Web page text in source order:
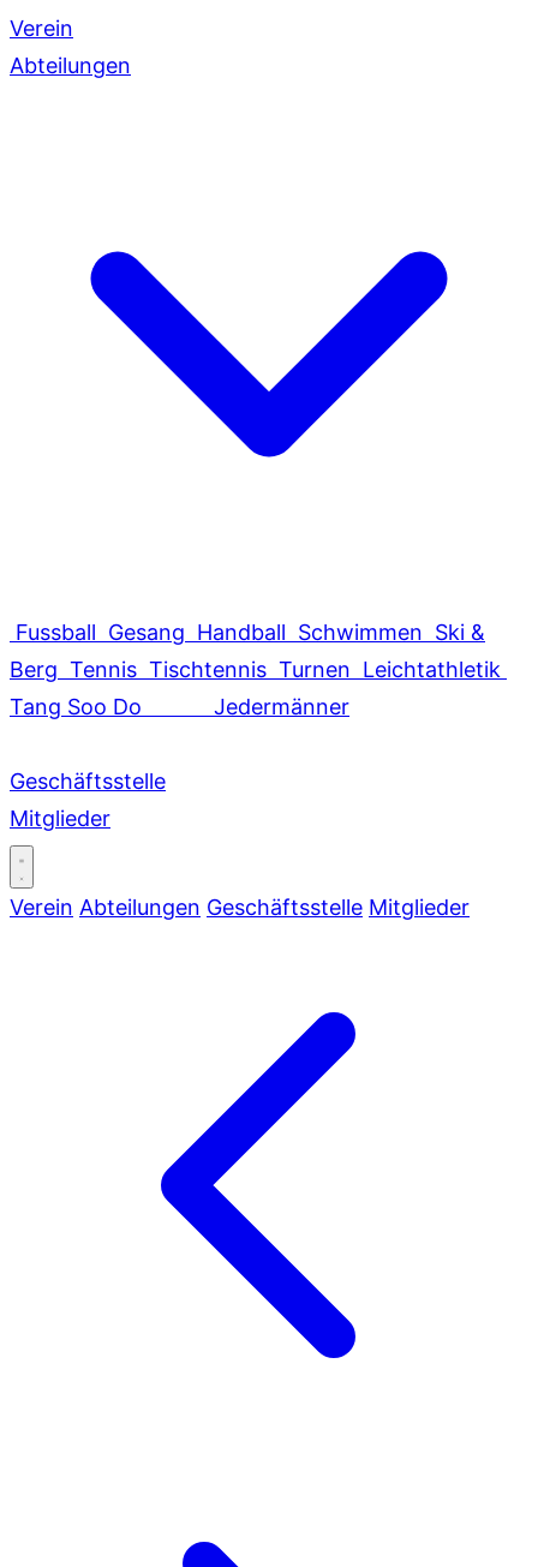
Verein
Abteilungen
Fussball Gesang Handball Schwimmen Ski &
Berg Tennis Tischtennis Turnen Leichtathletik
Tang Soo Do
Jedermänner
Geschäftsstelle
Mitglieder
Verein Abteilungen Geschäftsstelle Mitglieder